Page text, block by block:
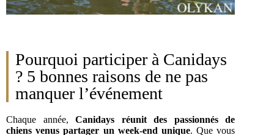
Pourquoi participer à Canidays
? 5 bonnes raisons de ne pas
manquer l’événement
Chaque année,Canidays réunit des passionnés de
chiens venus partager un week-end unique. Que vous